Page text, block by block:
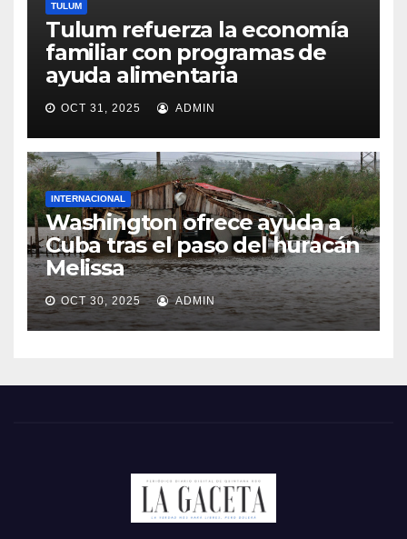
TULUM
Tulum refuerza la economía
familiar con programas de
ayuda alimentaria
OCT 31, 2025 ADMIN
INTERNACIONAL
Washington ofrece ayuda a
Cuba tras el paso del huracán
Melissa
OCT 30, 2025 ADMIN